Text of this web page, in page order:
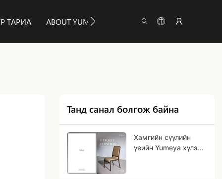
ТАРИА ABOUT YUMEYA МЭДЭЭЛЛИЙН ДҮРЭМ
Танд санал болгож байна
Хамгийн сүүлийн
үеийн Yumeya хүлээн